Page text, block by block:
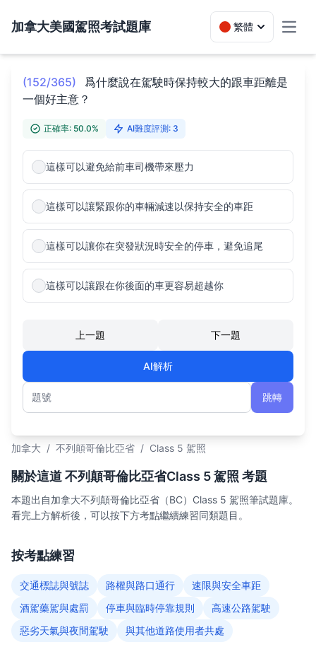
加拿大美國駕照考試題庫 繁體
(152/365)
爲什麼說在駕駛時保持較大的跟車距離是
一個好主意？
正確率: 50.0% AI難度評測: 3
這樣可以避免給前車司機帶來壓力
這樣可以讓緊跟你的車輛減速以保持安全的車距
這樣可以讓你在突發狀況時安全的停車，避免追尾
這樣可以讓跟在你後面的車更容易超越你
上一題 下一題
AI解析
題號
跳轉
加拿大 / 不列顛哥倫比亞省 / Class 5 駕照
關於這道 不列顛哥倫比亞省Class 5 駕照 考題
本題出自加拿大不列顛哥倫比亞省（BC）Class 5 駕照筆試題庫。
看完上方解析後，可以按下方考點繼續練習同類題目。
按考點練習
交通標誌與號誌 路權與路口通行
速限與安全車距
酒駕藥駕與處罰
停車與臨時停靠規則
高速公路駕駛
惡劣天氣與夜間駕駛
與其他道路使用者共處